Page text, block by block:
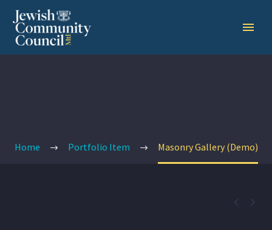
Home Portfolio Item Masonry Gallery (Demo)
 